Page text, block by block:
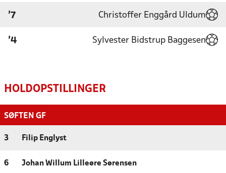
'7 Christoffer Enggård Uldum
'4 Sylvester Bidstrup Baggesen
HOLDOPSTILLINGER
SØFTEN GF
3 Filip Englyst
6 Johan Willum Lilleøre Sørensen